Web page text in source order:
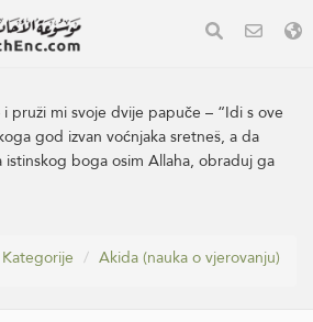
pruži mi svoje dvije papuče – “Idi s ove
god izvan voćnjaka sretneš, a da
boga osim Allaha, obraduj ga
Kategorije Akida (nauka o vjerovanju)